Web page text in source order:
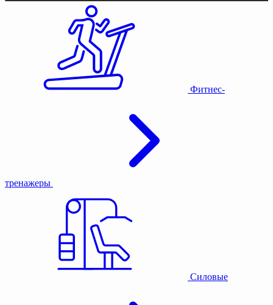
Фитнес-
тренажеры
Силовые